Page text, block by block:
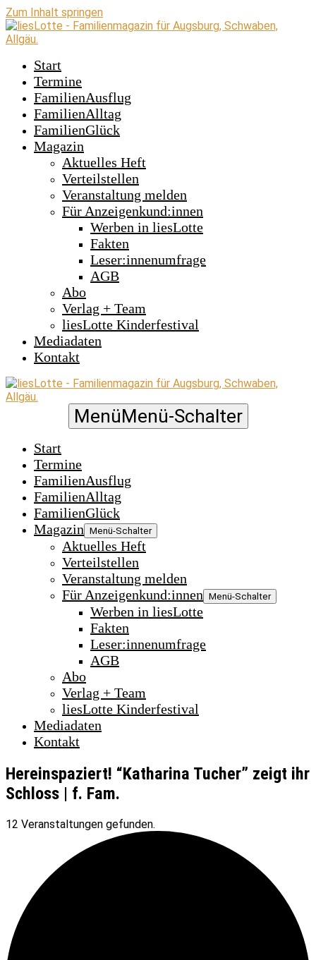
Zum Inhalt springen
Start
Termine
FamilienAusflug
FamilienAlltag
FamilienGlück
Magazin
Aktuelles Heft
Verteilstellen
Veranstaltung melden
Für Anzeigenkund:innen
Werben in liesLotte
Fakten
Leser:innenumfrage
AGB
Abo
Verlag + Team
liesLotte Kinderfestival
Mediadaten
Kontakt
MenüMenü-Schalter
Start
Termine
FamilienAusflug
FamilienAlltag
FamilienGlück
Magazin Menü-Schalter
Aktuelles Heft
Verteilstellen
Veranstaltung melden
Für Anzeigenkund:innen Menü-Schalter
Werben in liesLotte
Fakten
Leser:innenumfrage
AGB
Abo
Verlag + Team
liesLotte Kinderfestival
Mediadaten
Kontakt
Hereinspaziert! “Katharina Tucher” zeigt ihr
Schloss | f. Fam.
12 Veranstaltungen gefunden.